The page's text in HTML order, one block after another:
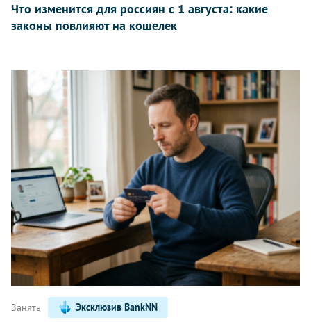
Что изменится для россиян с 1 августа: какие
законы повлияют на кошелек
Занять Эксклюзив BankNN